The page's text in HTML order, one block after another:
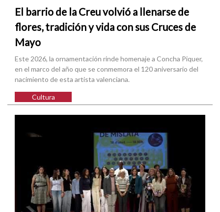
El barrio de la Creu volvió a llenarse de
flores, tradición y vida con sus Cruces de
Mayo
Este 2026, la ornamentación rinde homenaje a Concha Piquer,
en el marco del año que se conmemora el 120 aniversario del
nacimiento de esta artista valenciana.
Cultura